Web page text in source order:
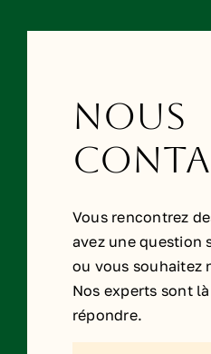
Nous
Vous rencontrez
avez une question
ou vous souhaitez
Nos experts sont
répondre.